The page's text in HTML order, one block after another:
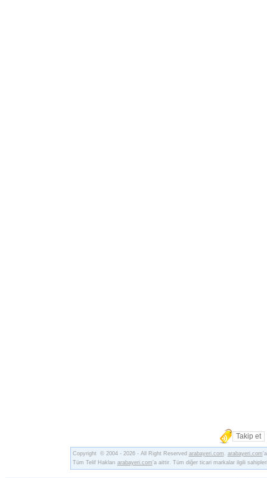
Takip et
Copyright © 2004 - 2026 - All Right Reserved arabayeri.com . arabayeri.com
Tüm Telif Hakları arabayeri.com'a aittir. Tüm diğer ticari markalar ilgili